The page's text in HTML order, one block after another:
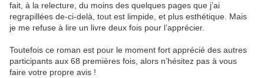
fait, à la relecture, du moins des quelques pages que j’ai
regrapillées de-ci-delà, tout est limpide, et plus esthétique. Mais
je me refuse à lire un livre deux fois pour l’apprécier.
Toutefois ce roman est pour le moment fort apprécié des autres
participants aux 68 premières fois, alors n’hésitez pas à vous
faire votre propre avis !